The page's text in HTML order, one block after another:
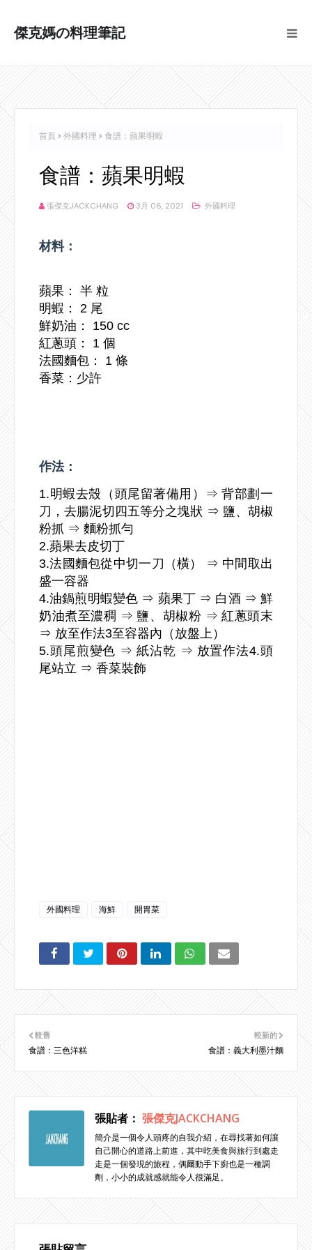
傑克媽の料理筆記
首頁 外國料理 食譜：蘋果明蝦
食譜：蘋果明蝦
張傑克JACKCHANG 3月 06, 2021 外國料理
材料：
蘋果： 半 粒
明蝦： 2 尾
鮮奶油： 150 cc
紅蔥頭： 1 個
法國麵包： 1 條
香菜：少許
作法：
1.明蝦去殼（頭尾留著備用）⇒ 背部劃一
刀，去腸泥切四五等分之塊狀 ⇒ 鹽、胡椒
粉抓 ⇒ 麵粉抓勻
2.蘋果去皮切丁
3.法國麵包從中切一刀（橫） ⇒ 中間取出
盛一容器
4.油鍋煎明蝦變色 ⇒ 蘋果丁 ⇒ 白酒 ⇒ 鮮
奶油煮至濃稠 ⇒ 鹽、胡椒粉 ⇒ 紅蔥頭末
⇒ 放至作法3至容器內（放盤上）
5.頭尾煎變色 ⇒ 紙沾乾 ⇒ 放置作法4.頭
尾站立 ⇒ 香菜裝飾
外國料理 海鮮 開胃菜
較新的
食譜：義大利墨汁麵
較舊
食譜：三色洋糕
張貼者： 張傑克JACKCHANG
簡介是一個令人頭疼的自我介紹，在尋找著如何讓
自己開心的道路上前進，其中吃美食與旅行到處走
走是一個發現的旅程，偶爾動手下廚也是一種調
劑，小小的成就感就能令人很滿足。